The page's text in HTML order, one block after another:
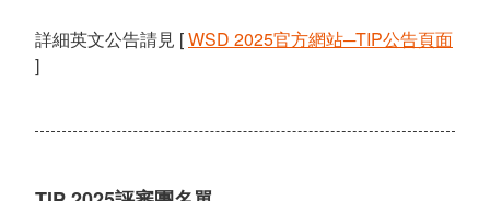
詳細英文公告請見 [WSD 2025官方網站─TIP公告頁面
]